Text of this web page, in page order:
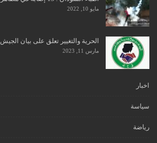
مايو 10, 2022
الحرية والتغيير تعلق على بيان الجيش
مارس 11, 2023
اخبار
سياسة
رياضة